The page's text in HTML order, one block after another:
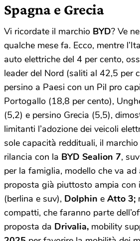
Spagna e Grecia
Vi ricordate il marchio BYD? Ve
qualche mese fa. Ecco, mentre
auto elettriche del 4 per cento,
leader del Nord (saliti al 42,5 per
persino a Paesi con un Pil pro
Portogallo (18,8 per cento),
(5,2) e persino Grecia (5,5),
limitanti l’adozione dei veicoli
sole capacità reddituali, il
rilancia con la BYD Sealion 7,
per la famiglia, modello che va ad
proposta già piuttosto ampia con
(berlina e suv), Dolphin e Atto 3;
compatti, che faranno parte
proposta da Drivalia, mobility